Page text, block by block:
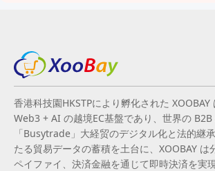
香港科技園HKSTPにより孵化された XOOBAY
Web3 + AI の越境EC基盤であり、世界の
「Busytrade」大経贸のデジタル化と法的継
たる貿易データの蓄積を土台に、XOOBAY は
ペイファイ、決済金融を通じて即時決済を実